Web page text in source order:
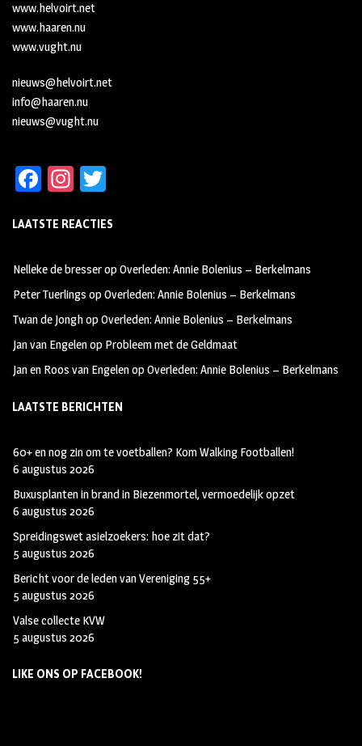
www.helvoirt.net
www.haaren.nu
www.vught.nu
nieuws@helvoirt.net
info@haaren.nu
nieuws@vught.nu
Fa
b
oo
k
In
ag
m
tt
LAATSTE REACTIES
Nelleke de bresseropOverleden: Annie Bolenius – Berkelmans
Peter Tuerlings opOverleden: Annie Bolenius – Berkelmans
Twan de JonghopOverleden: Annie Bolenius – Berkelmans
Jan van Engelenop Probleem met de Geldmaat
Jan en Roos van EngelenopOverleden: Annie Bolenius – Berkelmans
LAATSTE BERICHTEN
60+ en nog zin om te voetballen? Kom Walking Footballen!
6 augustus 2026
Buxusplanten in brand in Biezenmortel, vermoedelijk opzet
6 augustus 2026
Spreidingswet asielzoekers: hoe zit dat?
5 augustus 2026
Bericht voor de leden van Vereniging 55+
5 augustus 2026
Valse collecte KVW
5 augustus 2026
LIKE ONS OP FACEBOOK!